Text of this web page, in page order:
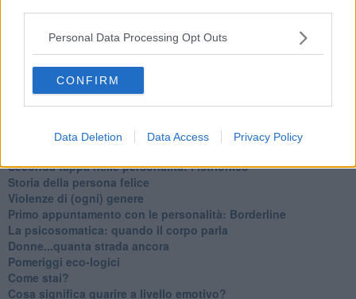
Personal Data Processing Opt Outs
CONFIRM
Data Deletion Data Access Privacy Policy
Non dare niente per scontato
Che cos’è la dipendenza affettiva?
Quarta tappa nelle personalità: il narcisista
​Nuovi arrivi!
​Iniziamo l’anno con il piede giusto
​Avvicinandoci a Natale 2023
Seconda tappa nelle personalità: l’istrionico
​Storia della persona felice
Violenze di (ogni) genere
​Primo appuntamento con le personalità: Borderline
La psicosomatica: quando il corpo parla
Donne...quanta strada ancora
​Pomeriggi eco-logici
​Come stai?
Cosa significa guarire a livello emotivo?